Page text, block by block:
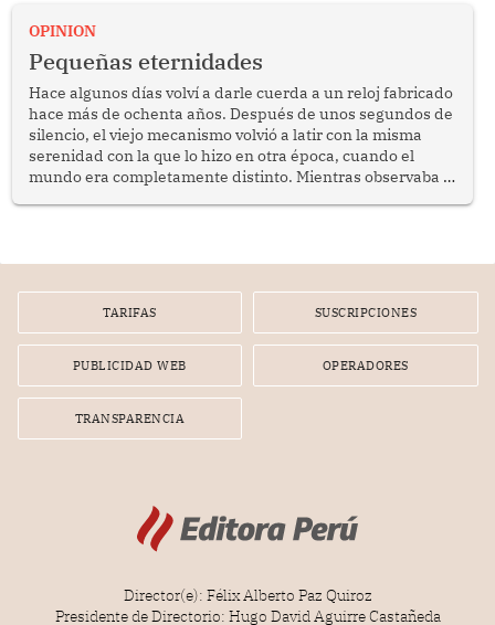
bimestrales el subsidio que reciben los beneficiarios del
reflexionar sobre la importancia de fortalecer las políticas
públicas dirigidas a los adultos mayores en pobreza.
OPINION
Pequeñas eternidades
Hace algunos días volví a darle cuerda a un reloj fabricado
hace más de ochenta años. Después de unos segundos de
silencio, el viejo mecanismo volvió a latir con la misma
serenidad con la que lo hizo en otra época, cuando el
mundo era completamente distinto. Mientras observaba el
TARIFAS SUSCRIPCIONES
PUBLICIDAD WEB OPERADORES
TRANSPARENCIA
Director(e): Félix Alberto Paz Quiroz
Presidente de Directorio: Hugo David Aguirre Castañeda